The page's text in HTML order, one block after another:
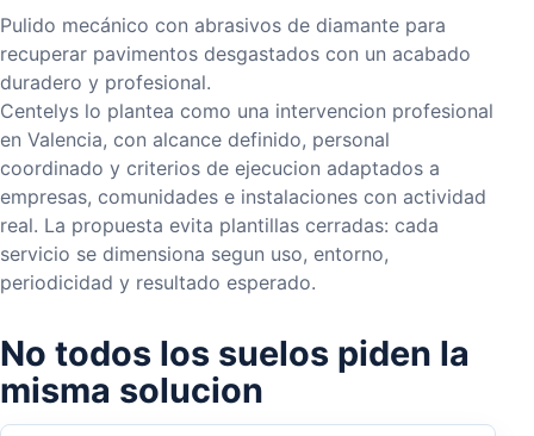
Pulido mecánico con abrasivos de diamante para
recuperar pavimentos desgastados con un acabado
duradero y profesional.
Centelys lo plantea como una intervencion profesional
en Valencia, con alcance definido, personal
coordinado y criterios de ejecucion adaptados a
empresas, comunidades e instalaciones con actividad
real. La propuesta evita plantillas cerradas: cada
servicio se dimensiona segun uso, entorno,
periodicidad y resultado esperado.
No todos los suelos piden la
misma solucion